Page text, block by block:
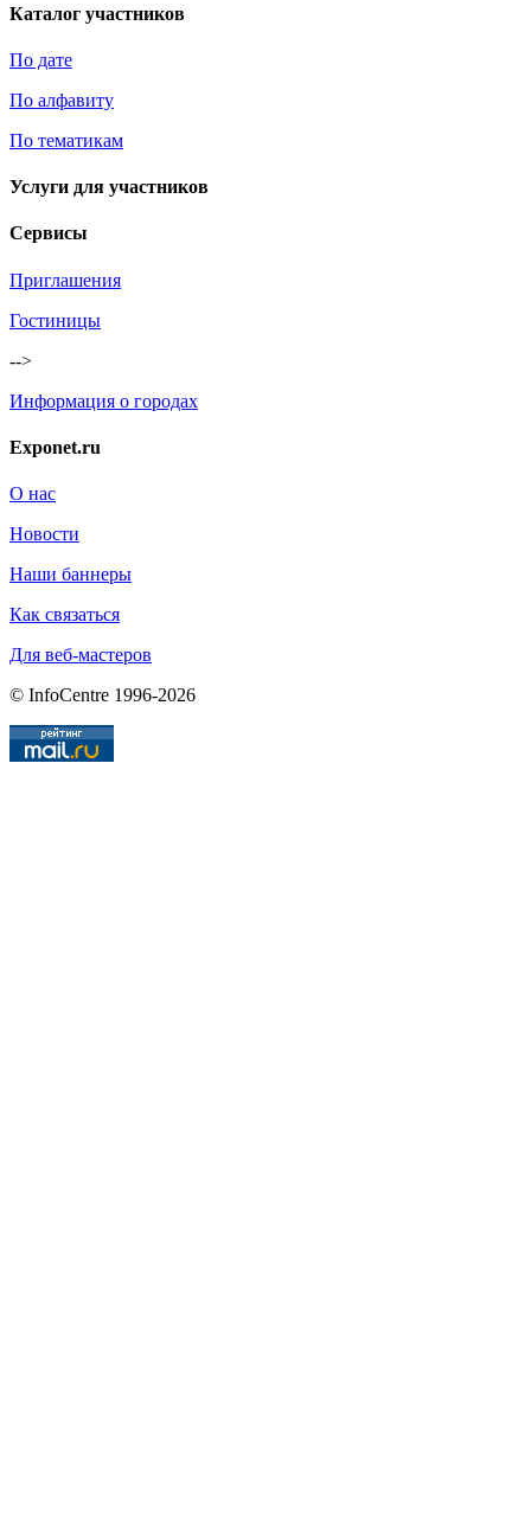
Каталог участников
По дате
По алфавиту
По тематикам
Услуги для участников
Сервисы
Приглашения
Гостиницы
-->
Информация о городах
Exponet.ru
О нас
Новости
Наши баннеры
Как связаться
Для веб-мастеров
© InfoCentre 1996-2026